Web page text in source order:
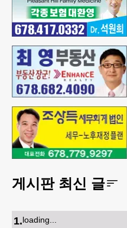
게시판 최신 글
1.loading...